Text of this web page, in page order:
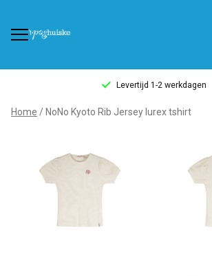
Levertijd 1-2 werkdagen
NoNo
Rib
Jersey
lurex
Home NoNo Kyoto Rib Jersey lurex tshirt